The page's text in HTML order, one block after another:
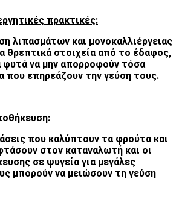
πρακτικές:
λιπασμάτων και μονοκαλλιέργειας
θρεπτικά στοιχεία από το έδαφος,
φυτά να μην απορροφούν τόσα
που επηρεάζουν την γεύση τους.
που καλύπτουν τα φρούτα και
στον καταναλωτή και οι
σε ψυγεία για μεγάλες
μπορούν να μειώσουν τη γεύση